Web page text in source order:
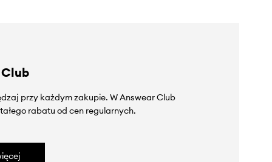
przy każdym zakupie. W Answear Club
rabatu od cen regularnych.